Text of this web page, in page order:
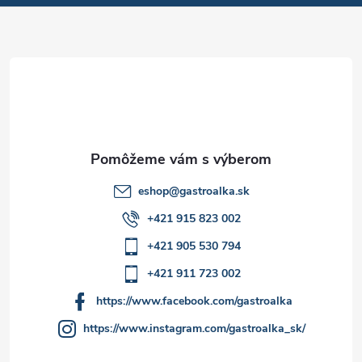
eshop@gastroalka.sk
+421 915 823 002
+421 905 530 794
+421 911 723 002
https://www.facebook.com/gastroalka
https://www.instagram.com/gastroalka_sk/